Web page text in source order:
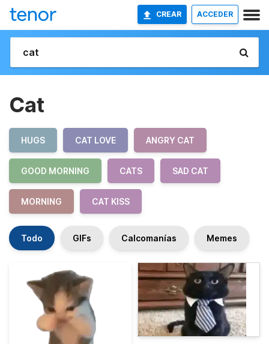
CREAR ACCEDER
Cat
HUGS CAT LOVE ANGRY CAT
GOOD MORNING CATS SAD CAT
MORNING CAT KISS
Todo GIFs Calcomanías Memes